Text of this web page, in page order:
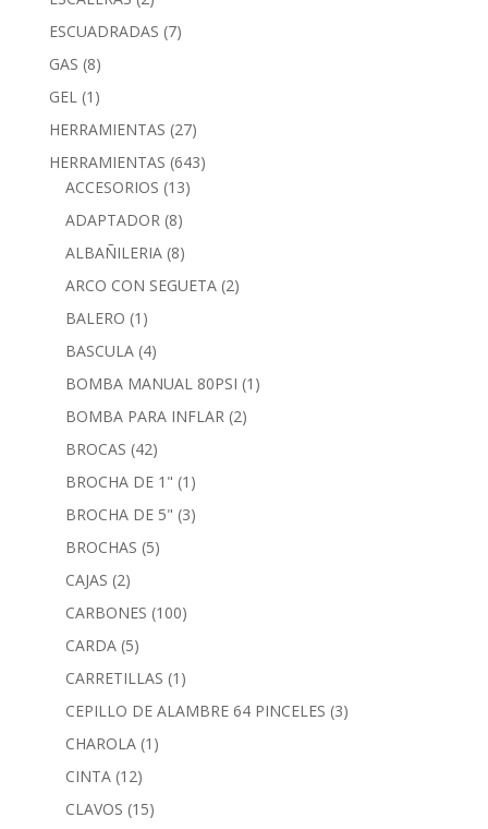
ESCUADRADAS (7)
GAS (8)
GEL (1)
HERRAMIENTAS (27)
HERRAMIENTAS (643)
ACCESORIOS (13)
ADAPTADOR (8)
ALBAÑILERIA (8)
ARCO CON SEGUETA (2)
BALERO (1)
BASCULA (4)
BOMBA MANUAL 80PSI (1)
BOMBA PARA INFLAR (2)
BROCAS (42)
BROCHA DE 1" (1)
BROCHA DE 5" (3)
BROCHAS (5)
CAJAS (2)
CARBONES (100)
CARDA (5)
CARRETILLAS (1)
CEPILLO DE ALAMBRE 64 PINCELES (3)
CHAROLA (1)
CINTA (12)
CLAVOS (15)